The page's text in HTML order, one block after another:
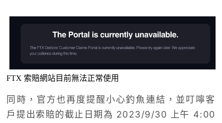
FTX 索賠網站目前無法正常使用
同時，官方也再度提醒小心釣魚連結，並叮嚀客
戶提出索賠的截止日期為 2023/9/30 上午 4:00